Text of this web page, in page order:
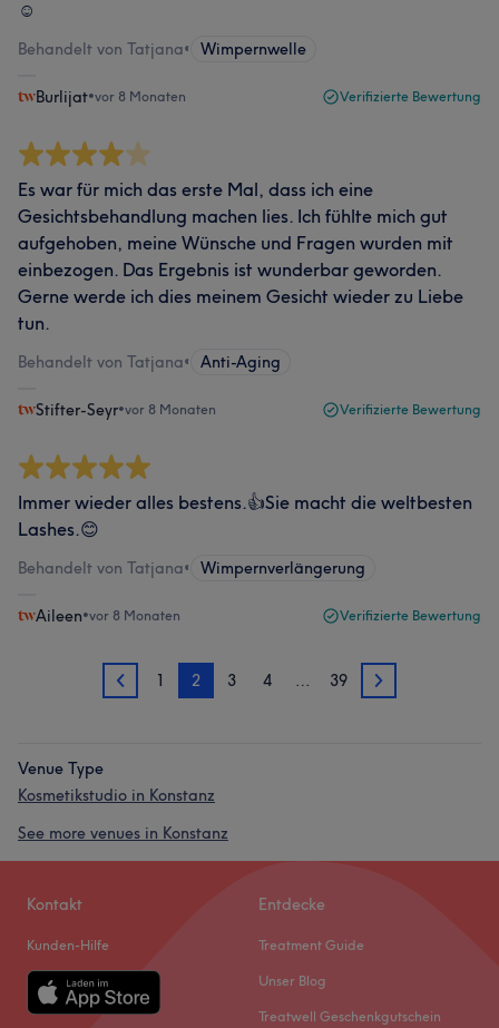
☺️
Behandelt von Tatjana• Wimpernwelle
Burlijat•vor 8 Monaten Verifizierte Bewertung
Es war für mich das erste Mal, dass ich eine
Gesichtsbehandlung machen lies. Ich fühlte mich gut
aufgehoben, meine Wünsche und Fragen wurden mit
einbezogen. Das Ergebnis ist wunderbar geworden.
Gerne werde ich dies meinem Gesicht wieder zu Liebe
tun.
Behandelt von Tatjana• Anti-Aging
Stifter-Seyr•vor 8 Monaten Verifizierte Bewertung
Immer wieder alles bestens.👍Sie macht die weltbesten
Lashes.😊
Behandelt von Tatjana• Wimpernverlängerung
Aileen•vor 8 Monaten Verifizierte Bewertung
1 1 2 3 4 … 39 3
Venue Type
Kosmetikstudio in Konstanz
See more venues in Konstanz
Kontakt
Kunden-Hilfe
Entdecke
Treatment Guide
Unser Blog
Treatwell Geschenkgutschein